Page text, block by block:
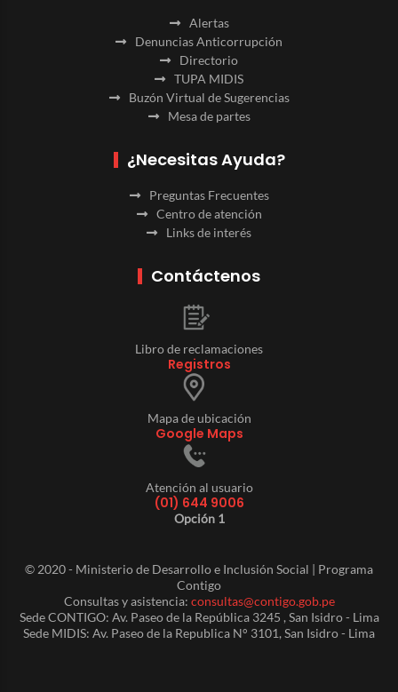
Alertas
Denuncias Anticorrupción
Directorio
TUPA MIDIS
Buzón Virtual de Sugerencias
Mesa de partes
¿Necesitas Ayuda?
Preguntas Frecuentes
Centro de atención
Links de interés
Contáctenos
Libro de reclamaciones
Registros
Mapa de ubicación
Google Maps
Atención al usuario
(01) 644 9006
Opción 1
© 2020 - Ministerio de Desarrollo e Inclusión Social | Programa
Contigo
Consultas y asistencia: consultas@contigo.gob.pe
Sede CONTIGO: Av. Paseo de la República 3245 , San Isidro - Lima
Sede MIDIS: Av. Paseo de la Republica N° 3101, San Isidro - Lima